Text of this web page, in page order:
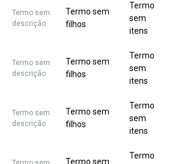
Termo sem
descrição
Termo sem
filhos
Termo
sem
itens
Termo sem
descrição
Termo sem
filhos
Termo
sem
itens
Termo sem
descrição
Termo sem
filhos
Termo
sem
itens
Termo sem
Termo